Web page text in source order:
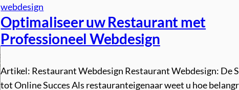
webdesign
Optimaliseer uw Restaurant met
Professioneel Webdesign
Artikel: Restaurant Webdesign Restaurant Webdesign: De
tot Online Succes Als restauranteigenaar weet u hoe